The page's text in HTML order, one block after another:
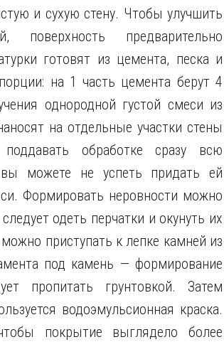
и сухую стену. Чтобы улучшить
предварительно
готовят из цемента, песка и
на 1 часть цемента берут 4
однородной густой смеси из
на отдельные участки стены
обработке сразу всю
можете не успеть придать ей
Формировать неровности можно
одеть перчатки и окунуть их
приступать к лепке камней из
под камень — формирование
пропитать грунтовкой. Затем
водоэмульсионная краска.
покрытие выглядело более